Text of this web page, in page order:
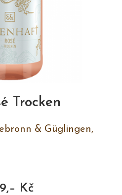
Trocken
& Güglingen,
Kč